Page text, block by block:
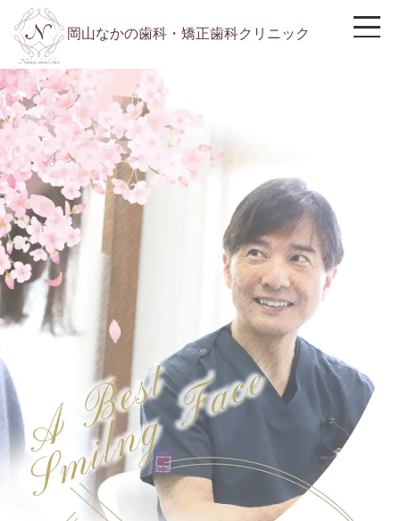
岡山なかの歯科・矯正歯科クリニック